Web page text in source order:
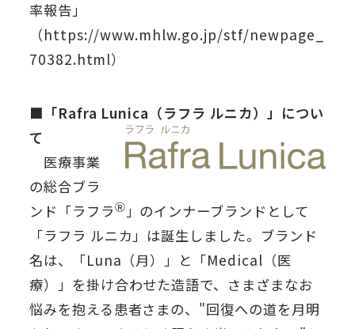
率報告」
（https://www.mhlw.go.jp/stf/newpage_
70382.html）
■「Rafra Lunica（ラフラ ルニカ）」につい
て
医療事業
の総合ブラ
ンド「ラフラⓇ 」のインナーブランドとして
「ラフラ ルニカ」は誕生しました。ブランド
名は、「Luna（月）」と「Medical（医
療）」を掛け合わせた造語で、さまざまなお
悩みを抱える患者さまの、"回復への道を月明